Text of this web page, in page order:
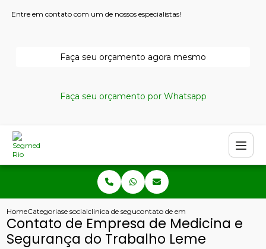
Entre em contato com um de nossos especialistas!
Faça seu orçamento agora mesmo
Faça seu orçamento por Whatsapp
HomeCategoriase socialclinica de seguranca e medicina do trabalho
contato de empresa de medicina e
Contato de Empresa de Medicina e
Segurança do Trabalho Leme